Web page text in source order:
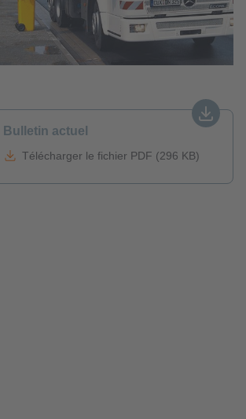
Bulletin actuel
Télécharger le fichier PDF (296 KB)